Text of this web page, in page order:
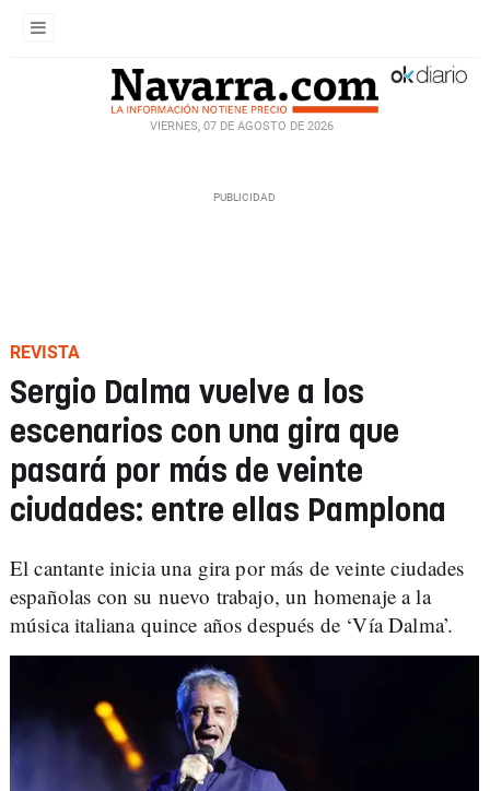
VIERNES, 07 DE AGOSTO DE 2026
REVISTA
Sergio Dalma vuelve a los
escenarios con una gira que
pasará por más de veinte
ciudades: entre ellas Pamplona
El cantante inicia una gira por más de veinte ciudades
españolas con su nuevo trabajo, un homenaje a la
música italiana quince años después de ‘Vía Dalma’.